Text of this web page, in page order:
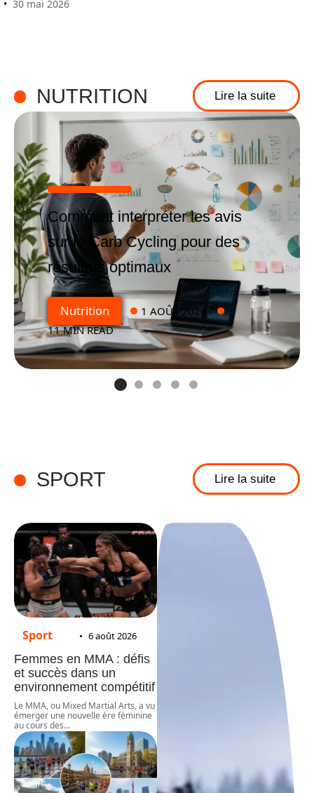
30 mai 2026
NUTRITION Lire la suite
Comment interpréter les avis
sur le Carb Cycling pour des
résultats optimaux
Nutrition
1 AOÛT 2026
11 MIN READ
SPORT Lire la suite
Sport 6 août 2026
Femmes en MMA : défis
et succès dans un
environnement compétitif
Le MMA, ou Mixed Martial Arts, a vu
émerger une nouvelle ère féminine
au cours des…